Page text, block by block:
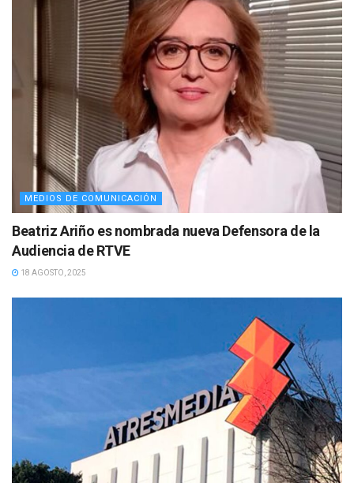
MEDIOS DE COMUNICACIÓN
Beatriz Ariño es nombrada nueva Defensora de la
Audiencia de RTVE
18 AGOSTO, 2025